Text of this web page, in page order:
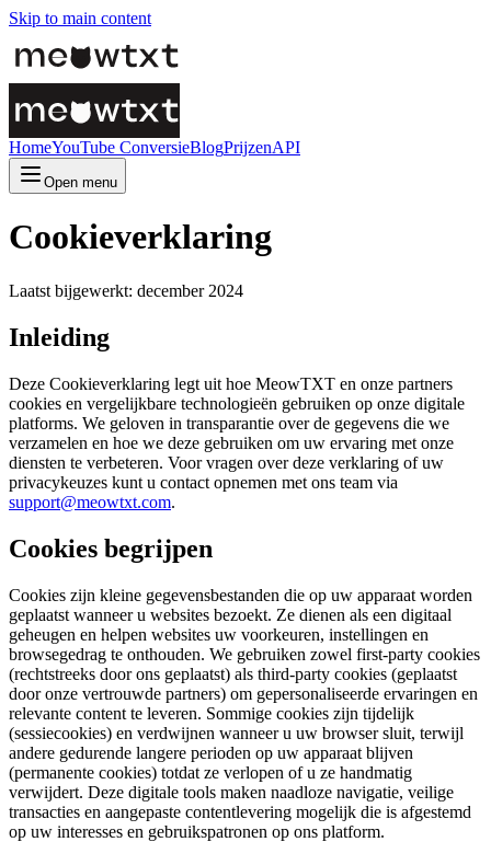
Skip to main content
HomeYouTube ConversieBlogPrijzenAPI
Open menu
Cookieverklaring
Laatst bijgewerkt: december 2024
Inleiding
Deze Cookieverklaring legt uit hoe MeowTXT en onze partners
cookies en vergelijkbare technologieën gebruiken op onze digitale
platforms. We geloven in transparantie over de gegevens die we
verzamelen en hoe we deze gebruiken om uw ervaring met onze
diensten te verbeteren. Voor vragen over deze verklaring of uw
privacykeuzes kunt u contact opnemen met ons team via
support@meowtxt.com.
Cookies begrijpen
Cookies zijn kleine gegevensbestanden die op uw apparaat worden
geplaatst wanneer u websites bezoekt. Ze dienen als een digitaal
geheugen en helpen websites uw voorkeuren, instellingen en
browsegedrag te onthouden. We gebruiken zowel first-party cookies
(rechtstreeks door ons geplaatst) als third-party cookies (geplaatst
door onze vertrouwde partners) om gepersonaliseerde ervaringen en
relevante content te leveren. Sommige cookies zijn tijdelijk
(sessiecookies) en verdwijnen wanneer u uw browser sluit, terwijl
andere gedurende langere perioden op uw apparaat blijven
(permanente cookies) totdat ze verlopen of u ze handmatig
verwijdert. Deze digitale tools maken naadloze navigatie, veilige
transacties en aangepaste contentlevering mogelijk die is afgestemd
op uw interesses en gebruikspatronen op ons platform.